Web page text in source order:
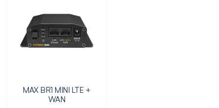
MAX BR1 MINI LTE +
WAN